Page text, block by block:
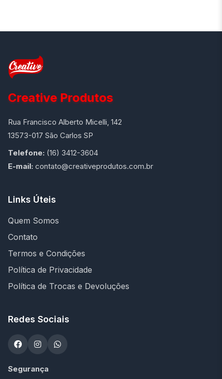
Creative Produtos
Rua Francisco Alberto Micelli, 142
13573-017 São Carlos SP
Telefone: (16) 3412-3604
E-mail: contato@creativeprodutos.com.br
Links Úteis
Quem Somos
Contato
Termos e Condições
Política de Privacidade
Política de Trocas e Devoluções
Redes Sociais
Segurança